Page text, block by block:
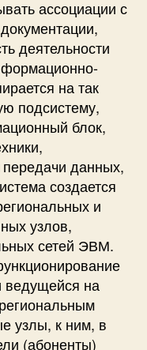
ассоциации с
деятельности
на так
подсистему,
блок,
данных,
создается
и
узлов,
сетей ЭВМ.
ведущейся на
узлы, к ним, в
(абоненты)